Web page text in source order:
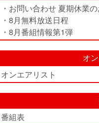
・お問い合わせ 夏期休業
・8月無料放送日程
・8月番組情報第1弾
オ
オンエアリスト
番組表